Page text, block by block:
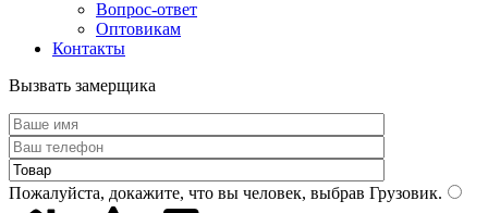
Вопрос-ответ
Оптовикам
Контакты
Вызвать замерщика
Пожалуйста, докажите, что вы человек, выбрав Грузовик.